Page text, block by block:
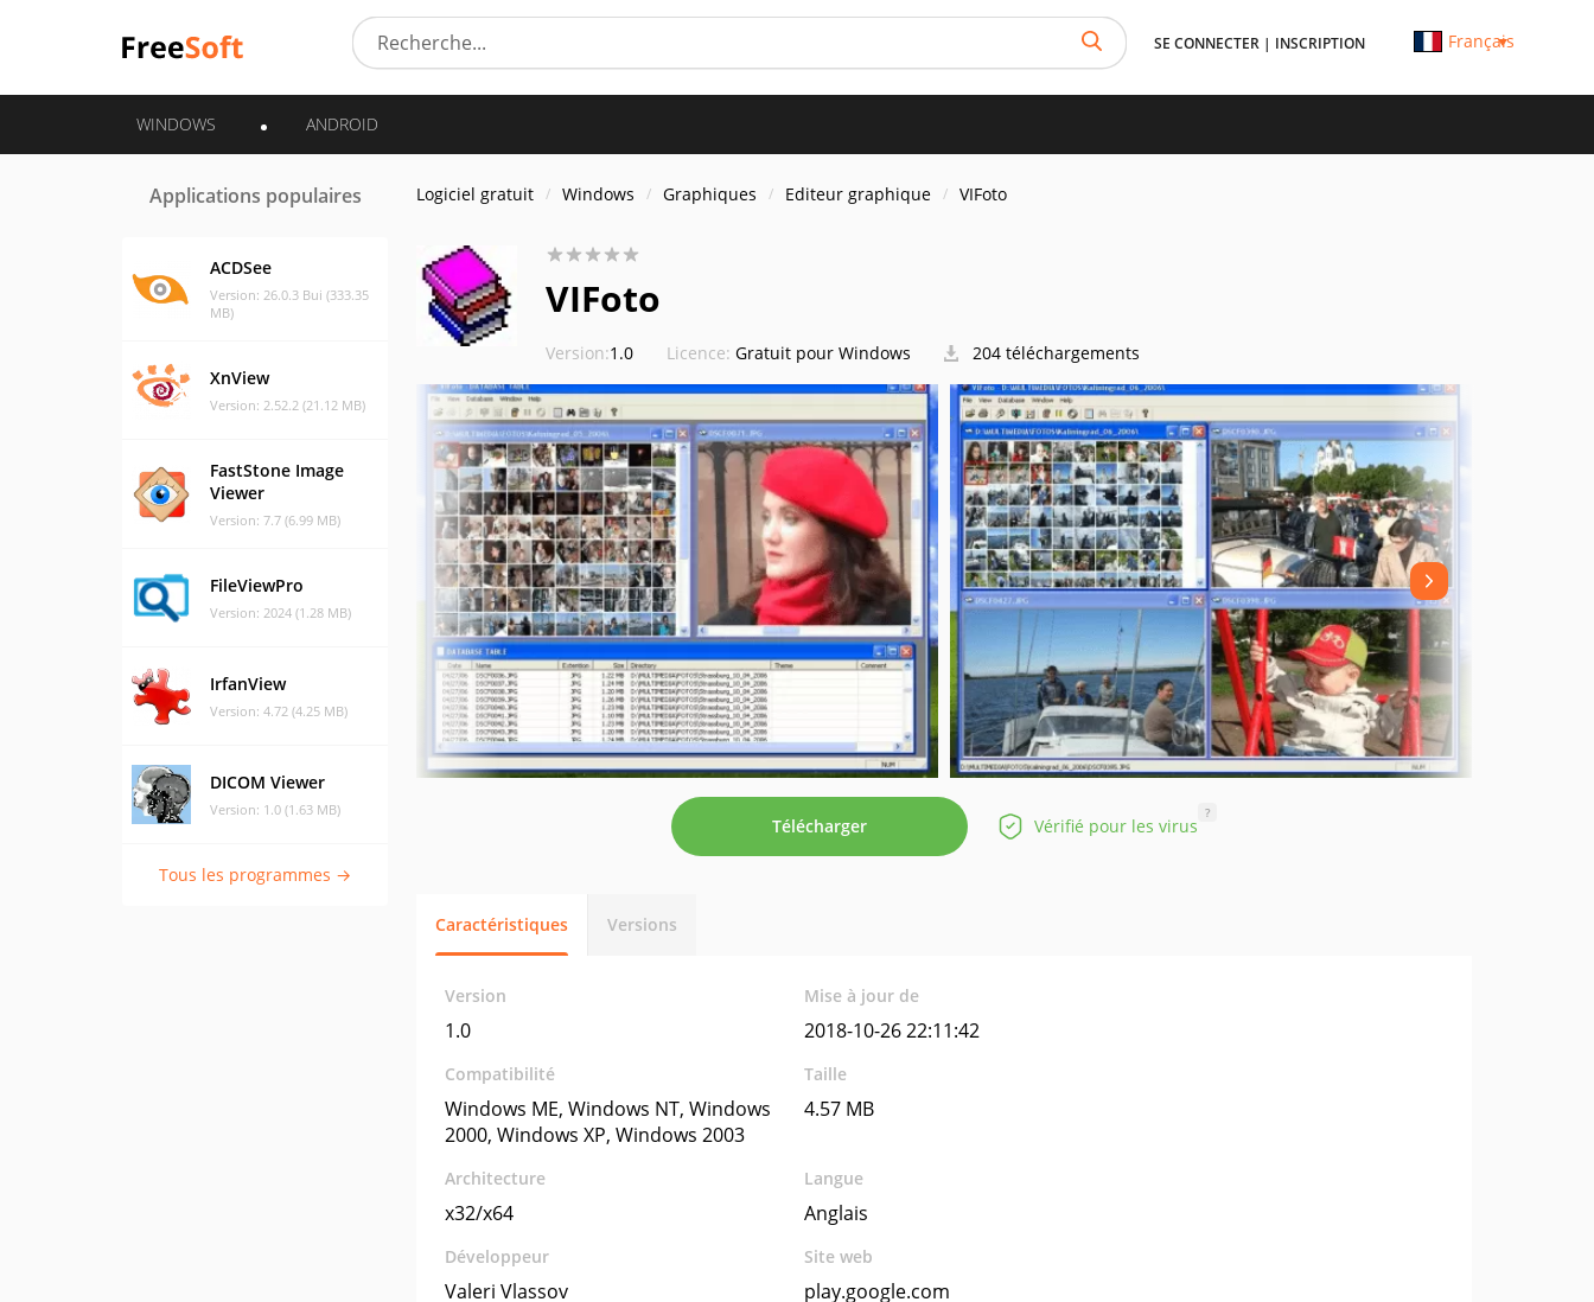
SE CONNECTER | INSCRIPTION Français
WINDOWS ANDROID
Applications populaires
ACDSee
Version: 26.0.3 Bui (333.35
MB)
XnView
Version: 2.52.2 (21.12 MB)
FastStone Image
Viewer
Version: 7.7 (6.99 MB)
FileViewPro
Version: 2024 (1.28 MB)
IrfanView
Version: 4.72 (4.25 MB)
DICOM Viewer
Version: 1.0 (1.63 MB)
Tous les programmes →
Logiciel gratuit Windows Graphiques Editeur graphique VIFoto
VIFoto
Version:1.0 Licence: Gratuit pour Windows 204 téléchargements
Télécharger Vérifié pour les virus
?
Caractéristiques Versions
Version
1.0
Mise à jour de
2018-10-26 22:11:42
Compatibilité
Windows ME, Windows NT, Windows
2000, Windows XP, Windows 2003
Taille
4.57 MB
Architecture
x32/x64
Langue
Anglais
Développeur
Valeri Vlassov
Site web
play.google.com